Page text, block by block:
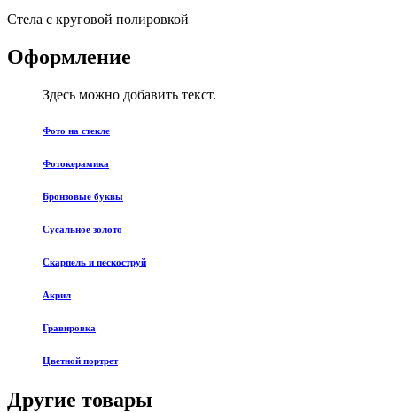
Стела с круговой полировкой
Оформление
Здесь можно добавить текст.
Фото на стекле
Фотокерамика
Бронзовые буквы
Сусальное золото
Скарпель и пескоструй
Акрил
Гравировка
Цветной портрет
Другие товары